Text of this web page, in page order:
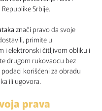
Srbije.
znači pravo da svoje
primite u
i elektronski čitljivom obliku i
drugom rukovaocu bez
korišćeni za obradu
ili ugovora.
prava